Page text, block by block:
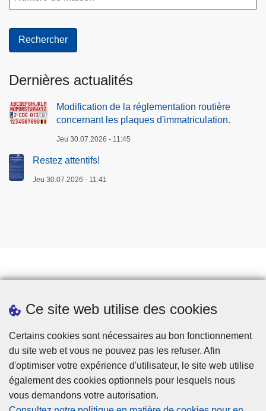
Ce site web utilise des cookies
Certains cookies sont nécessaires au bon fonctionnement
du site web et vous ne pouvez pas les refuser. Afin
d'optimiser votre expérience d'utilisateur, le site web utilise
également des cookies optionnels pour lesquels nous
vous demandons votre autorisation.
Dernières actualités
Modification de la réglementation routière
concernant les plaques d'immatriculation.
Jeu 30.07.2026 - 11:45
Restez attentifs!
Jeu 30.07.2026 - 11:41
Téléchargements
Presse